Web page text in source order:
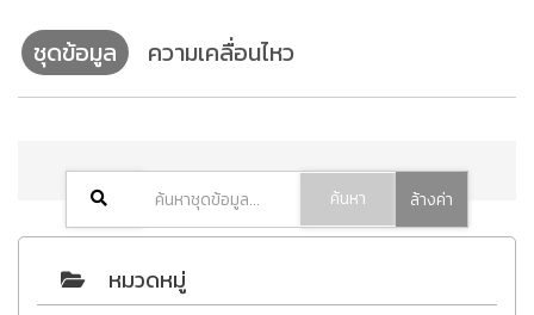
ชุดข้อมูล ความเคลื่อนไหว
ค้นหา ล้างค่า
หมวดหมู่